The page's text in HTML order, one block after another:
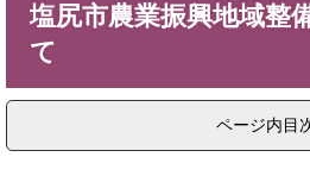
塩尻市農業振興地域整
て
ページ内目